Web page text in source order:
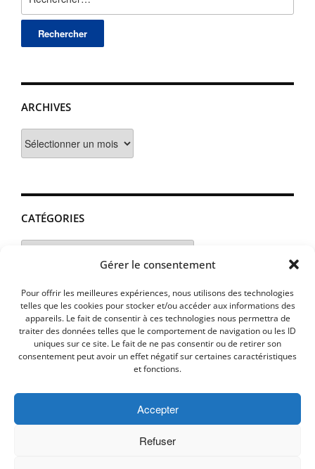
Gérer le consentement
Pour offrir les meilleures expériences, nous utilisons des technologies
telles que les cookies pour stocker et/ou accéder aux informations des
appareils. Le fait de consentir à ces technologies nous permettra de
traiter des données telles que le comportement de navigation ou les ID
uniques sur ce site. Le fait de ne pas consentir ou de retirer son
consentement peut avoir un effet négatif sur certaines caractéristiques
et fonctions.
Accepter
Refuser
ARCHIVES
CATÉGORIES
Catégories
PLAN D’ACCES